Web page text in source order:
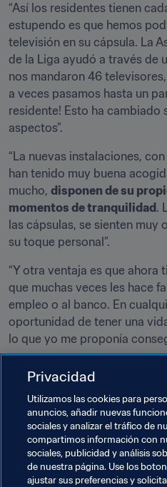
“Así los residentes tienen
estupendo es que hemos
televisión en su cápsula. La
de la Liga ayudó a través de
nos mandaron 46
a veces pasamos hasta un
residente! Esto ha cambiado
aspectos”.
“La nuevas instalaciones,
han tenido muy buena
mucho, disponen de su
momentos de tranquilidad .
las cápsulas, se sienten
su toque personal”.
“Y otra ventaja es que ahora
que muchas veces les hace
empleo o al banco. En
oportunidad de tener una
lo que yo me proponía
invierno ya se cierne sobre
dejado a miles de personas
desesperada, así que hacen
como él, que resuelvan
Privacidad
Utilizamos las cookies para
anuncios, añadir nuevas
sociales y analizar el tráfico de
compartimos información con
sociales, publicidad y análisis
de nuestra página. Use los
ajustar sus preferencias y